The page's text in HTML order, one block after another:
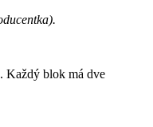
Každý blok má dve